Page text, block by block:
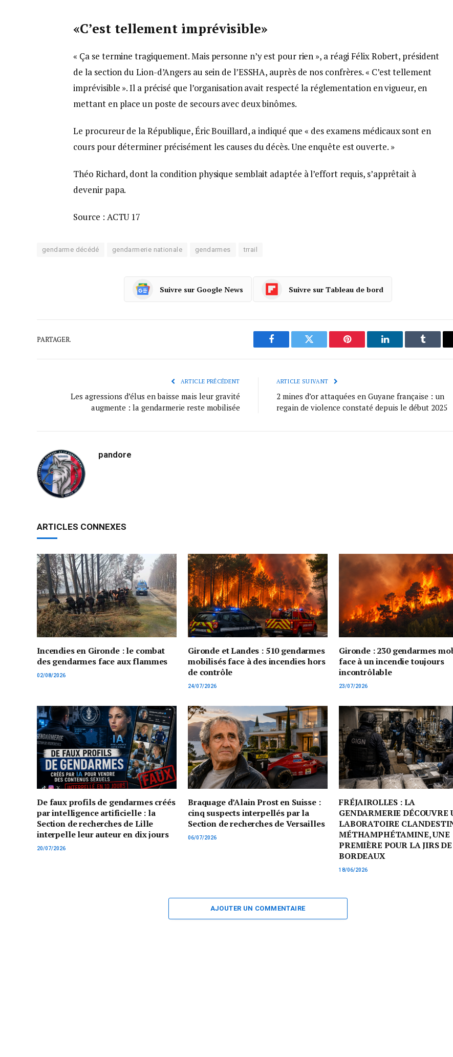
«C’est tellement imprévisible»
« Ça se termine tragiquement. Mais personne n’y est pour rien », a réagi Félix Robert, président
de la section du Lion-d’Angers au sein de l’ESSHA, auprès de nos confrères. « C’est tellement
imprévisible ». Il a précisé que l’organisation avait respecté la réglementation en vigueur, en
mettant en place un poste de secours avec deux binômes.
Le procureur de la République, Éric Bouillard, a indiqué que « des examens médicaux sont en
cours pour déterminer précisément les causes du décès. Une enquête est ouverte. »
Théo Richard, dont la condition physique semblait adaptée à l’effort requis, s’apprêtait à
devenir papa.
Source : ACTU 17
gendarme décédé gendarmerie nationale gendarmes trrail
Suivre sur Google News Suivre sur Tableau de bord
PARTAGER.
Facebook Twitter Pinterest LinkedIn Tumblr
ARTICLE PRÉCÉDENT
Les agressions d’élus en baisse mais leur gravité
augmente : la gendarmerie reste mobilisée
ARTICLE SUIVANT
2 mines d’or attaquées en Guyane française : un
regain de violence constaté depuis le début 2025
pandore
ARTICLES CONNEXES
Incendies en Gironde : le combat
des gendarmes face aux flammes
02/08/2026
Gironde et Landes : 510 gendarmes
mobilisés face à des incendies hors
de contrôle
24/07/2026
Gironde : 230 gendarmes
face à un incendie toujours
incontrôlable
23/07/2026
De faux profils de gendarmes créés
par intelligence artificielle : la
Section de recherches de Lille
interpelle leur auteur en dix jours
20/07/2026
Braquage d’Alain Prost en Suisse :
cinq suspects interpellés par la
Section de recherches de Versailles
06/07/2026
FRÉJAIROLLES : LA
GENDARMERIE DÉCOUVRE
LABORATOIRE
MÉTHAMPHÉTAMINE, UNE
PREMIÈRE POUR LA JIRS DE
BORDEAUX
18/06/2026
AJOUTER UN COMMENTAIRE